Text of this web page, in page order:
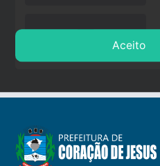
stop
Aceito